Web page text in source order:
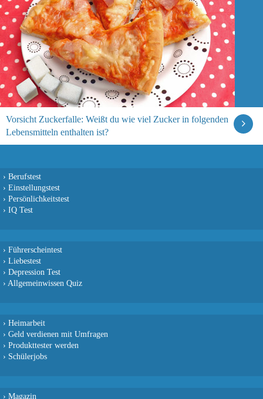
Vorsicht Zuckerfalle: Weißt du wie viel Zucker in folgenden
Lebensmitteln enthalten ist?
› Berufstest
› Einstellungstest
› Persönlichkeitstest
› IQ Test
› Führerscheintest
› Liebestest
› Depression Test
› Allgemeinwissen Quiz
› Heimarbeit
› Geld verdienen mit Umfragen
› Produkttester werden
› Schülerjobs
› Magazin